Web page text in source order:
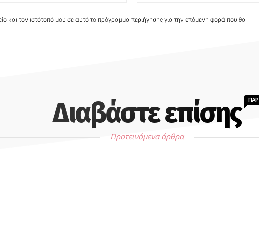
και τον ιστότοπό μου σε αυτό το πρόγραμμα περιήγησης για την επόμενη φορά που θα
Διαβάστε επίσης
Προτεινόμενα άρθρα